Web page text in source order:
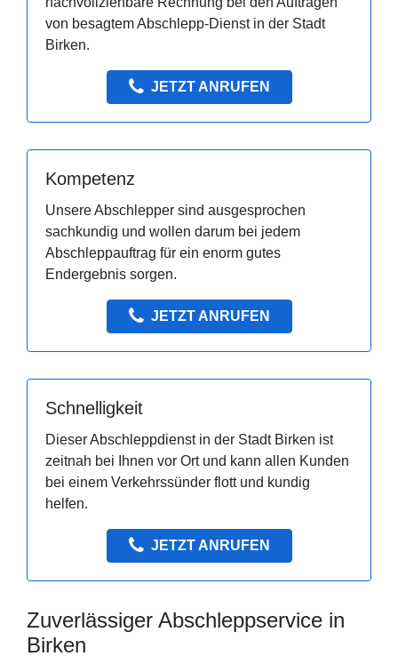
von besagtem Abschlepp-Dienst in der Stadt
Birken.
JETZT ANRUFEN
Kompetenz
Unsere Abschlepper sind ausgesprochen
sachkundig und wollen darum bei jedem
Abschleppauftrag für ein enorm gutes
Endergebnis sorgen.
JETZT ANRUFEN
Schnelligkeit
Dieser Abschleppdienst in der Stadt Birken ist
zeitnah bei Ihnen vor Ort und kann allen Kunden
bei einem Verkehrssünder flott und kundig
helfen.
JETZT ANRUFEN
Zuverlässiger Abschleppservice in
Birken